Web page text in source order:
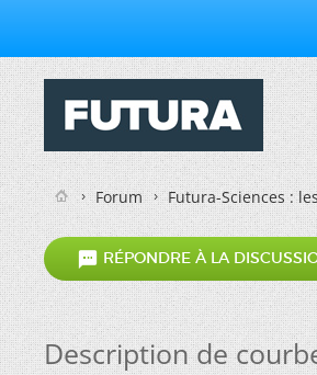
Forum Futura-Sciences :
 RÉPONDRE À LA
Description de